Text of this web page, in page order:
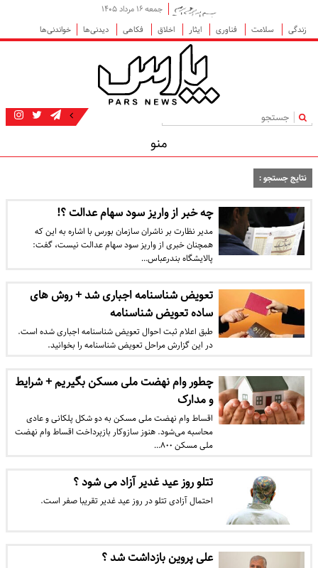
جمعه ۱۶ مرداد ۱۴۰۵
زندگی
سلامت فناوری ایثار اخلاق فکاهی دیدنی‌ها خواندنی‌ها
|
منو
نتایج جستجو :
چه خبر از واریز سود سهام عدالت ؟!
مدیر نظارت بر ناشران سازمان بورس با اشاره به این که
همچنان خبری از واریز سود سهام عدالت نیست، گفت:
پالایشگاه بندرعباس…
تعویض شناسنامه‌ اجباری شد + روش های
ساده تعویض شناسنامه‌
طبق اعلام ثبت احوال تعویض شناسنامه‌ اجباری شده است.
در این گزارش مراحل تعویض شناسنامه‌ را بخوانید.
چطور وام نهضت ملی مسکن بگیریم + شرایط
و مدارک
اقساط وام نهضت ملی مسکن به دو شکل پلکانی و عادی
محاسبه می‌شود. هنوز سازوکار بازپرداخت اقساط وام نهضت
ملی مسکن ۸۰۰…
تتلو روز عید غدیر آزاد می شود ؟
احتمال آزادی تتلو در روز عید غدیر تقریبا صفر است.
علی پروین بازداشت شد ؟